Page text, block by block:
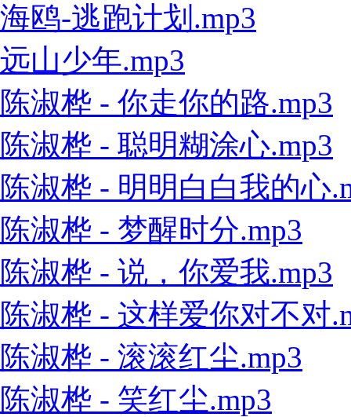
海鸥-逃跑计划.mp3
远山少年.mp3
陈淑桦 - 你走你的路.mp3
陈淑桦 - 聪明糊涂心.mp3
陈淑桦 - 明明白白我的心
陈淑桦 - 梦醒时分.mp3
陈淑桦 - 说，你爱我.mp3
陈淑桦 - 这样爱你对不对
陈淑桦 - 滚滚红尘.mp3
陈淑桦 - 笑红尘.mp3